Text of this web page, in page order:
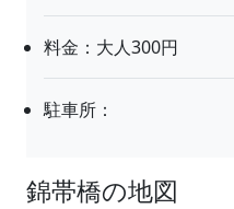
料金：大人300円
駐車所：
錦帯橋の地図